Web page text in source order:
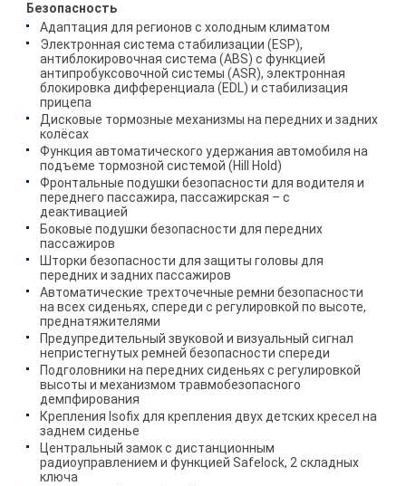
Безопасность
Адаптация для регионов с холодным климатом
Электронная система стабилизации (ESP),
антиблокировочная система (ABS) с функцией
антипробуксовочной системы (ASR), электронная
блокировка дифференциала (EDL) и стабилизация
прицепа
Дисковые тормозные механизмы на передних и задних
колёсах
Функция автоматического удержания автомобиля на
подъеме тормозной системой (Hill Hold)
Фронтальные подушки безопасности для водителя и
переднего пассажира, пассажирская – с
деактивацией
Боковые подушки безопасности для передних
пассажиров
Шторки безопасности для защиты головы для
передних и задних пассажиров
Автоматические трехточечные ремни безопасности
на всех сиденьях, спереди с регулировкой по высоте,
преднатяжителями
Предупредительный звуковой и визуальный сигнал
непристегнутых ремней безопасности спереди
Подголовники на передних сиденьях с регулировкой
высоты и механизмом травмобезопасного
демпфирования
Крепления Isofix для крепления двух детских кресел на
заднем сиденье
Центральный замок с дистанционным
радиоуправлением и функцией Safelock, 2 складных
ключа